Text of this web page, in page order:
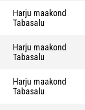
Harju maakond
Tabasalu
Harju maakond
Tabasalu
Harju maakond
Tabasalu